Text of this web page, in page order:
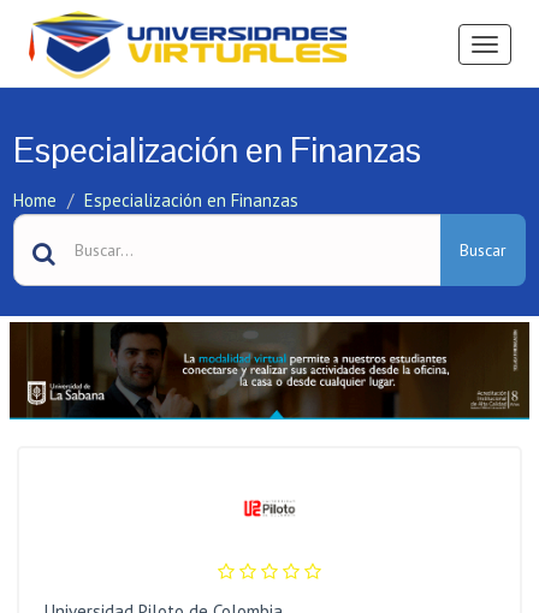
Ver
Especialización en Finanzas
Home Especialización en Finanzas
Buscar